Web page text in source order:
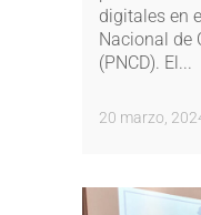
digitales en
Nacional de
(PNCD). El...
20 marzo,